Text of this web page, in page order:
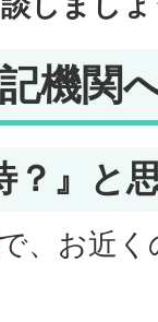
機関
？』と
で、お近